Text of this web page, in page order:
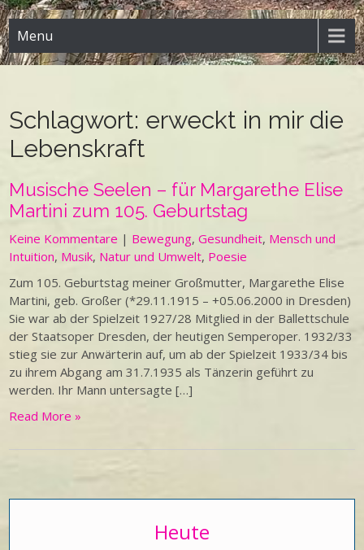
Menu
Schlagwort: erweckt in mir die
Lebenskraft
Musische Seelen – für Margarethe Elise
Martini zum 105. Geburtstag
Keine Kommentare | Bewegung,Gesundheit, Mensch und
Intuition, Musik, Natur und Umwelt, Poesie
Zum 105. Geburtstag meiner Großmutter, Margarethe Elise
Martini, geb. Großer (*29.11.1915 – +05.06.2000 in Dresden)
Sie war ab der Spielzeit 1927/28 Mitglied in der Ballettschule
der Staatsoper Dresden, der heutigen Semperoper. 1932/33
stieg sie zur Anwärterin auf, um ab der Spielzeit 1933/34 bis
zu ihrem Abgang am 31.7.1935 als Tänzerin geführt zu
werden. Ihr Mann untersagte […]
Read More »
Heute